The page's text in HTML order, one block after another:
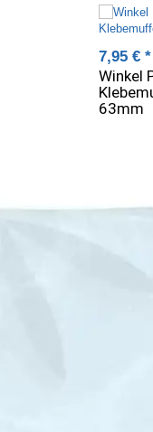
Winkel
63mm
7,95 € *